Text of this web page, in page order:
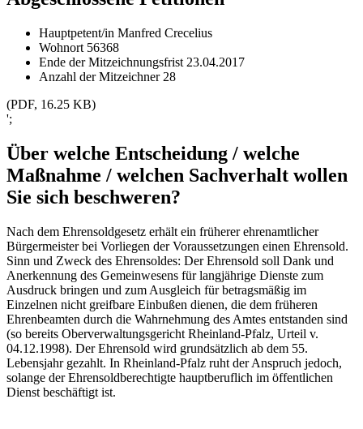
Hauptpetent/in Manfred Crecelius
Wohnort 56368
Ende der Mitzeichnungsfrist 23.04.2017
Anzahl der Mitzeichner 28
(PDF, 16.25 KB)
';
Über welche Entscheidung / welche
Maßnahme / welchen Sachverhalt wollen
Sie sich beschweren?
Nach dem Ehrensoldgesetz erhält ein früherer ehrenamtlicher
Bürgermeister bei Vorliegen der Voraussetzungen einen Ehrensold.
Sinn und Zweck des Ehrensoldes: Der Ehrensold soll Dank und
Anerkennung des Gemeinwesens für langjährige Dienste zum
Ausdruck bringen und zum Ausgleich für betragsmäßig im
Einzelnen nicht greifbare Einbußen dienen, die dem früheren
Ehrenbeamten durch die Wahrnehmung des Amtes entstanden sind
(so bereits Oberverwaltungsgericht Rheinland-Pfalz, Urteil v.
04.12.1998). Der Ehrensold wird grundsätzlich ab dem 55.
Lebensjahr gezahlt. In Rheinland-Pfalz ruht der Anspruch jedoch,
solange der Ehrensoldberechtigte hauptberuflich im öffentlichen
Dienst beschäftigt ist.